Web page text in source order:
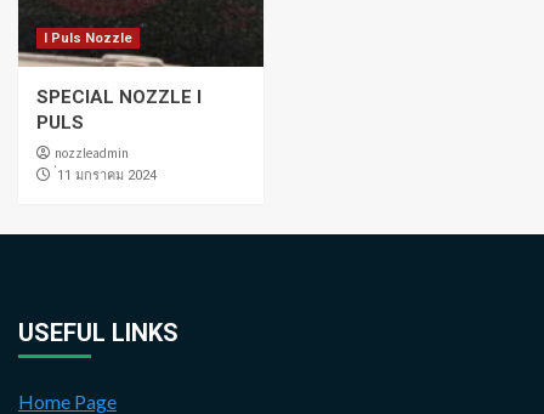
I Puls Nozzle
SPECIAL NOZZLE I
PULS
nozzleadmin
่11 มกราคม 2024
USEFUL LINKS
Home Page